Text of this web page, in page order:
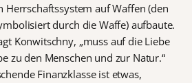
Herrschaftssystem auf Waffen (den
durch die Waffe) aufbaute.
Konwitschny, „muss auf die Liebe
zu den Menschen und zur Natur.“
Finanzklasse ist etwas,